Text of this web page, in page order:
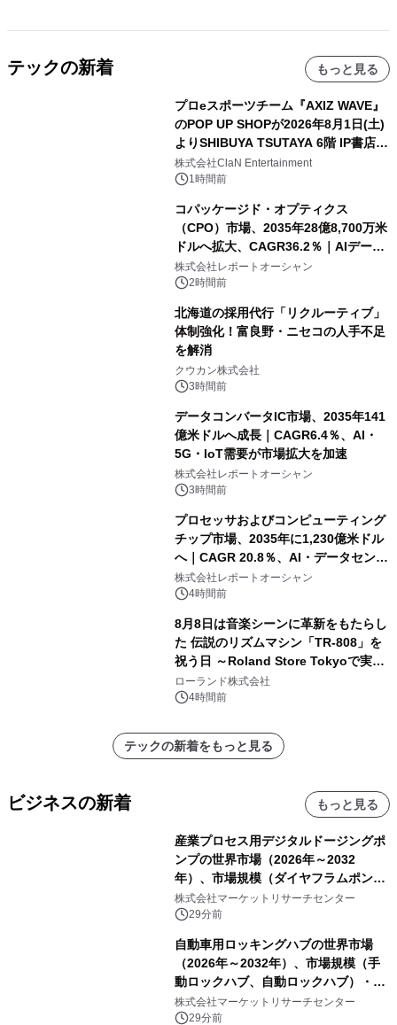
テックの新着 もっと見る
プロeスポーツチーム『AXIZ WAVE』
のPOP UP SHOPが2026年8月1日(土)
よりSHIBUYA TSUTAYA 6階 IP書店で
開催決定！！
株式会社ClaN Entertainment
1時間前
コパッケージド・オプティクス
（CPO）市場、2035年28億8,700万米
ドルへ拡大、CAGR36.2％｜AIデータ
センター・高速光通信需要が成長を加
速
株式会社レポートオーシャン
2時間前
北海道の採用代行「リクルーティブ」
体制強化！富良野・ニセコの人手不足
を解消
クウカン株式会社
3時間前
データコンバータIC市場、2035年141
億米ドルへ成長｜CAGR6.4％、AI・
5G・IoT需要が市場拡大を加速
株式会社レポートオーシャン
3時間前
プロセッサおよびコンピューティング
チップ市場、2035年に1,230億米ドル
へ｜CAGR 20.8％、AI・データセンタ
ー需要が成長を牽引
株式会社レポートオーシャン
4時間前
8月8日は音楽シーンに革新をもたらし
た 伝説のリズムマシン「TR-808」を
祝う日 ～Roland Store Tokyoで実機
を展示しての 記念キャンペーンを開
催 英国ラジオ「NTS」の 特別プログ
アーティストを フィーチャーしたアニ
メーションを公開～
ローランド株式会社
4時間前
テックの新着をもっと見る
ビジネスの新着 もっと見る
産業プロセス用デジタルドージングポ
ンプの世界市場（2026年～2032
年）、市場規模（ダイヤフラムポン
プ、ペリスタルティックポンプ、その
他）・分析レポートを発表
株式会社マーケットリサーチセンター
29分前
自動車用ロッキングハブの世界市場
（2026年～2032年）、市場規模（手
動ロックハブ、自動ロックハブ）・分
析レポートを発表
株式会社マーケットリサーチセンター
29分前